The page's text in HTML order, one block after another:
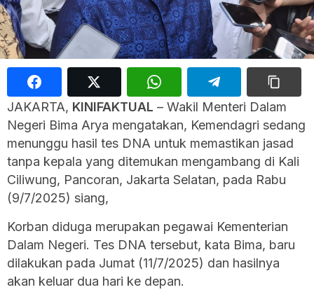
JAKARTA, KINIFAKTUAL – Wakil Menteri Dalam
Negeri Bima Arya mengatakan, Kemendagri sedang
menunggu hasil tes DNA untuk memastikan jasad
tanpa kepala yang ditemukan mengambang di Kali
Ciliwung, Pancoran, Jakarta Selatan, pada Rabu
(9/7/2025) siang,
Korban diduga merupakan pegawai Kementerian
Dalam Negeri. Tes DNA tersebut, kata Bima, baru
dilakukan pada Jumat (11/7/2025) dan hasilnya
akan keluar dua hari ke depan.